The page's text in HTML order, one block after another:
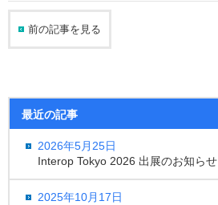
前の記事を見る
最近の記事
2026年5月25日
Interop Tokyo 2026 出展のお知らせ
2025年10月17日